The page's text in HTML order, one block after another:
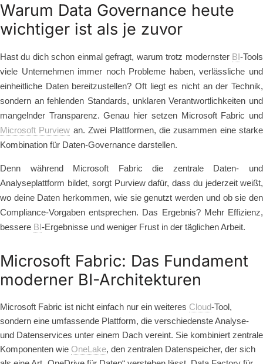
Warum Data Governance heute
wichtiger ist als je zuvor
Hast du dich schon einmal gefragt, warum trotz modernster BI-Tools
viele Unternehmen immer noch Probleme haben, verlässliche und
einheitliche Daten bereitzustellen? Oft liegt es nicht an der Technik,
sondern an fehlenden Standards, unklaren Verantwortlichkeiten und
mangelnder Transparenz. Genau hier setzen Microsoft Fabric und
Microsoft Purview an. Zwei Plattformen, die zusammen eine starke
Kombination für Daten-Governance darstellen.
Denn während Microsoft Fabric die zentrale Daten- und
Analyseplattform bildet, sorgt Purview dafür, dass du jederzeit weißt,
wo deine Daten herkommen, wie sie genutzt werden und ob sie den
Compliance-Vorgaben entsprechen. Das Ergebnis? Mehr Effizienz,
bessere BI-Ergebnisse und weniger Frust in der täglichen Arbeit.
Microsoft Fabric: Das Fundament
moderner BI-Architekturen
Microsoft Fabric ist nicht einfach nur ein weiteres Cloud-Tool,
sondern eine umfassende Plattform, die verschiedenste Analyse-
und Datenservices unter einem Dach vereint. Sie kombiniert zentrale
Komponenten wie OneLake, den zentralen Datenspeicher, der sich